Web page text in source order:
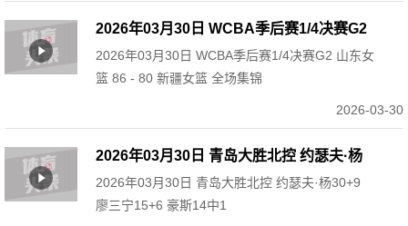
2026年03月30日 WCBA季后赛1/4决赛G2
山东女篮 86 - 80 新疆女篮 全场集锦
2026年03月30日 WCBA季后赛1/4决赛G2 山东女
篮 86 - 80 新疆女篮 全场集锦
2026-03-30
2026年03月30日 青岛大胜北控 约瑟夫·杨
30+9 廖三宁15+6 豪斯14中1
2026年03月30日 青岛大胜北控 约瑟夫·杨30+9
廖三宁15+6 豪斯14中1